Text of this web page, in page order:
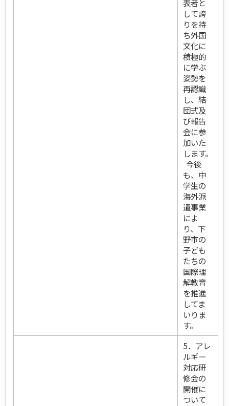
表者と
して誇
りを持
ち外国
文化に
積極的
に学ぶ
姿勢を
再認識
し、結
団式及
び報告
会に参
加いた
します。
今後
も、中
学生の
海外派
遣事業
によ
り、下
野市の
子ども
たちの
国際理
解教育
を推進
してま
いりま
す。
5．アレ
ルギー
対応研
修会の
開催に
ついて